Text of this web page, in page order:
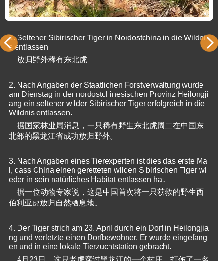
1. Seltener Sibirischer Tiger in Nordostchina in die Wildni
s entlassen
放归野外稀有东北虎
2. Nach Angaben der Staatlichen Forstverwaltung wurde
am Dienstag in der nordostchinesischen Provinz Heilongji
ang ein seltener wilder Sibirischer Tiger erfolgreich in die
Wildnis entlassen.
据国家林业局消息，一只稀有野生东北虎周二在中国东
北部的黑龙江省成功放归野外。
3. Nach Angaben eines Tierexperten ist dies das erste Ma
l, dass China einen geretteten wilden Sibirischen Tiger wi
eder in sein natürliches Habitat entlassen hat.
据一位动物专家说，这是中国首次将一只获救的野生西
伯利亚虎放归自然栖息地。
4. Der Tiger strich am 23. April durch ein Dorf in Heilongjia
ng und verletzte einen Dorfbewohner. Er wurde eingefang
en und in eine lokale Tierzuchtstation gebracht.
4月23日，这只老虎穿过黑龙江的一个村庄，打伤了一名